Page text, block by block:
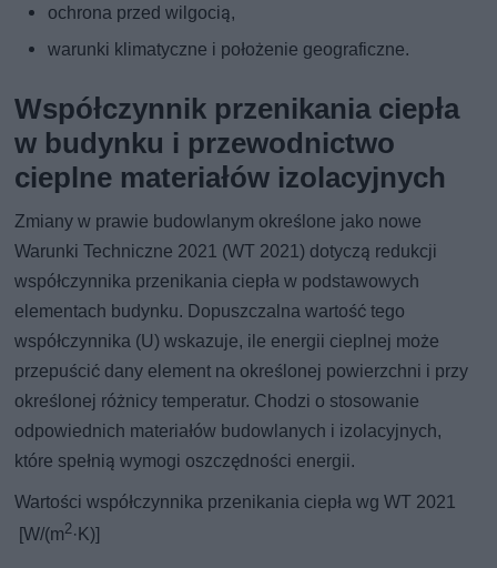
ochrona przed wilgocią,
warunki klimatyczne i położenie geograficzne.
Współczynnik przenikania ciepła
w budynku i przewodnictwo
cieplne materiałów izolacyjnych
Zmiany w prawie budowlanym określone jako nowe
Warunki Techniczne 2021 (WT 2021) dotyczą redukcji
współczynnika przenikania ciepła w podstawowych
elementach budynku. Dopuszczalna wartość tego
współczynnika (U) wskazuje, ile energii cieplnej może
przepuścić dany element na określonej powierzchni i przy
określonej różnicy temperatur. Chodzi o stosowanie
odpowiednich materiałów budowlanych i izolacyjnych,
które spełnią wymogi oszczędności energii.
Wartości współczynnika przenikania ciepła wg WT 2021
[W/(m2·K)]